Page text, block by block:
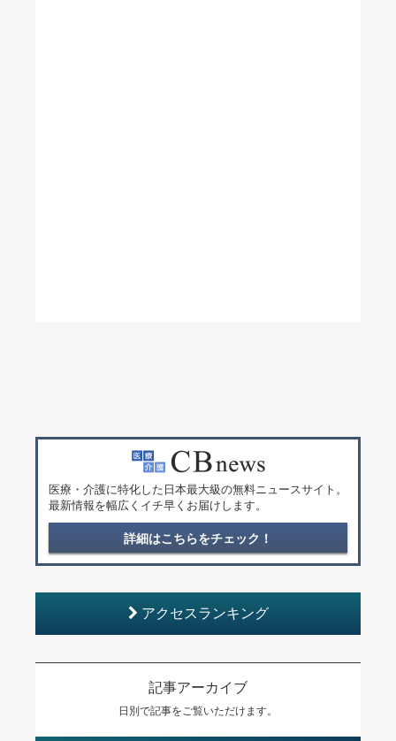
医療・介護に特化した日本最大級の無料ニュースサイト。
最新情報を幅広くイチ早くお届けします。
詳細はこちらをチェック！
アクセスランキング
記事アーカイブ
日別で記事をご覧いただけます。